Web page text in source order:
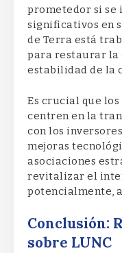
prometedor si se
significativos en
de Terra está
para restaurar la
estabilidad de la
Es crucial que
centren en la
con los
mejoras
asociaciones
revitalizar el
potencialmente,
Conclusión:
sobre LUNC